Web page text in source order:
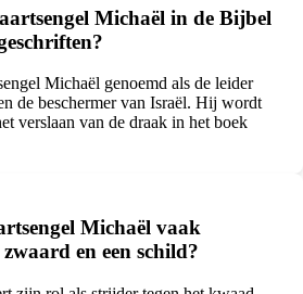
Michaël in de Bijbel
Michaël genoemd als de leider
de beschermer van Israël. Hij wordt
verslaan van de draak in het boek
Michaël vaak
en een schild?